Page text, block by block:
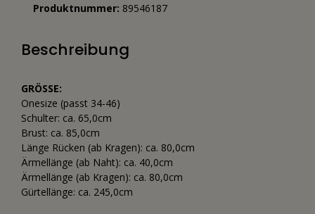
Produktnummer: 89546187
Beschreibung
GRÖSSE:
Onesize (passt 34-46)
Schulter: ca. 65,0cm
Brust: ca. 85,0cm
Länge Rücken (ab Kragen): ca. 80,0cm
Ärmellänge (ab Naht): ca. 40,0cm
Ärmellänge (ab Kragen): ca. 80,0cm
Gürtellänge: ca. 245,0cm